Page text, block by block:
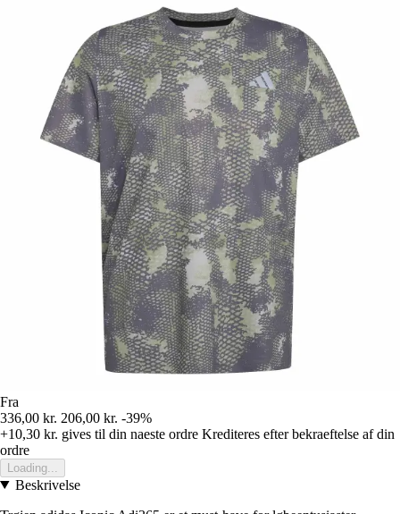
Fra
336,00 kr. 206,00 kr. -39%
+10,30 kr. gives til din naeste ordre Krediteres efter bekraeftelse af din
ordre
Loading...
Beskrivelse